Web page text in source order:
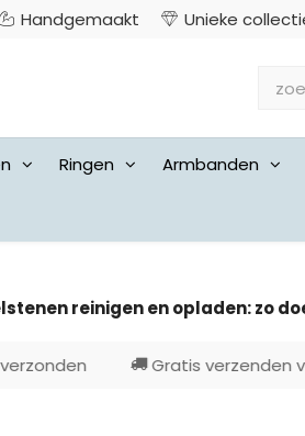
Handgemaakt Unieke
Ringen Armbanden
reinigen en opladen: zo
€50,- (NL) Niet